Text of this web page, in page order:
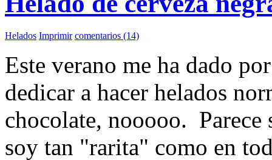
Helados Imprimir comentarios (14)
Este verano me ha dado
dedicar a hacer helados
chocolate, nooooo. Parece
soy tan "rarita" como en